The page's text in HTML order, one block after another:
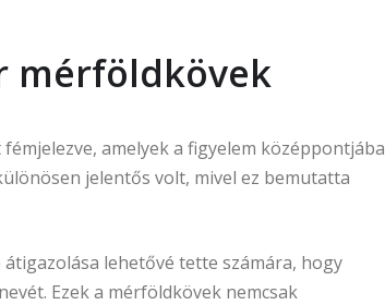
mérföldkövek
amelyek a figyelem középpontjába
jelentős volt, mivel ez bemutatta
lehetővé tette számára, hogy
Ezek a mérföldkövek nemcsak